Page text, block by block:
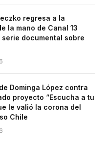
regresa a la
la mano de Canal 13
documental sobre
Dominga López contra
proyecto “Escucha a tu
le valió la corona del
Chile